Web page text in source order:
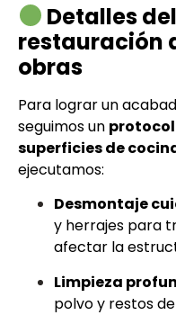
Detalles
restauración
obras
Para lograr un
seguimos un
superficies de
ejecutamos:
Desmontaje
y herrajes para
afectar la
Limpieza
polvo y restos